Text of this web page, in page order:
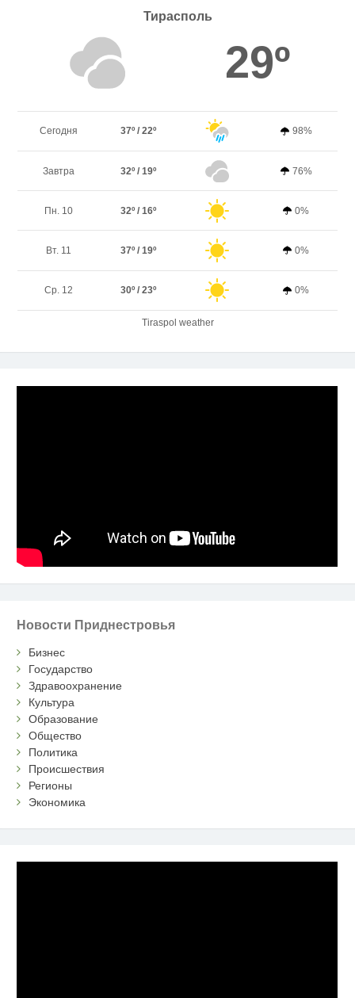
Тирасполь
29º
Сегодня 37º / 22º 98%
Завтра 32º / 19º 76%
Пн. 10 32º / 16º 0%
Вт. 11 37º / 19º 0%
Ср. 12 30º / 23º 0%
Tiraspol weather
Новости Приднестровья
Бизнес
Государство
Здравоохранение
Культура
Образование
Общество
Политика
Происшествия
Регионы
Экономика